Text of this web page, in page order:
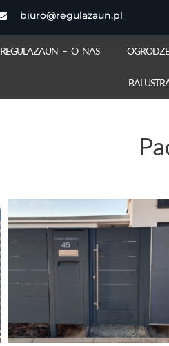
biuro@regulazaun.pl
REGULAZAUN – O NAS